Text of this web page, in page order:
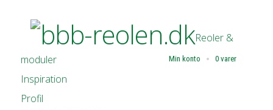
Min konto 0 varer
Reoler &
moduler
Inspiration
Profil